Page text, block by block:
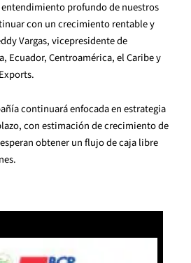
profundo de nuestros
con un crecimiento rentable y
Vargas, vicepresidente de
Ecuador, Centroamérica, el Caribe y
continuará enfocada en estrategia
con estimación de crecimiento de
obtener un flujo de caja libre